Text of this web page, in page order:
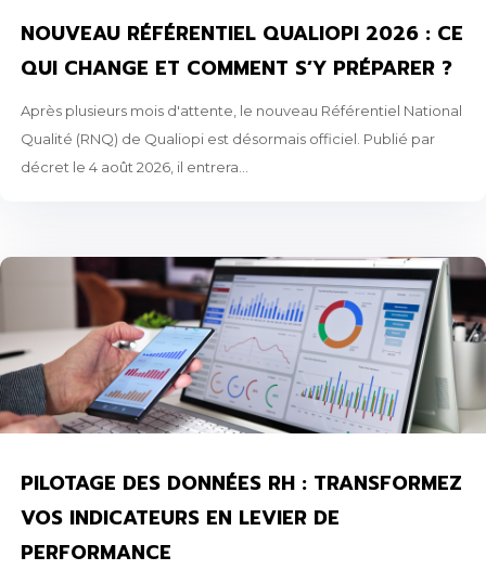
NOUVEAU RÉFÉRENTIEL QUALIOPI 2026 : CE
QUI CHANGE ET COMMENT S’Y PRÉPARER ?
Après plusieurs mois d'attente, le nouveau Référentiel National
Qualité (RNQ) de Qualiopi est désormais officiel. Publié par
décret le 4 août 2026, il entrera...
PILOTAGE DES DONNÉES RH : TRANSFORMEZ
VOS INDICATEURS EN LEVIER DE
PERFORMANCE